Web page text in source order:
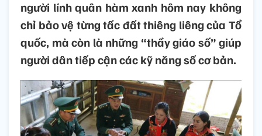
người lính quân hàm xanh hôm nay không
chỉ bảo vệ từng tấc đất thiêng liêng của Tổ
quốc, mà còn là những “thầy giáo số” giúp
người dân tiếp cận các kỹ năng số cơ bản.